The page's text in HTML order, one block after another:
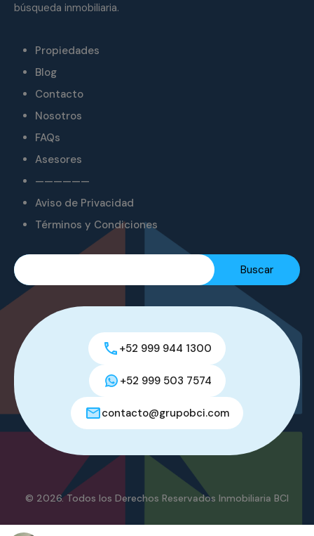
búsqueda inmobiliaria.
Propiedades
Blog
Contacto
Nosotros
FAQs
Asesores
——————
Aviso de Privacidad
Términos y Condiciones
+52 999 944 1300
+52 999 503 7574
contacto@grupobci.com
© 2026. Todos los Derechos Reservados Inmobiliaria BCI